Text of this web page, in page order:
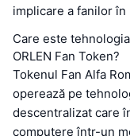
implicare a fanilor
Care este
ORLEN Fan Token?
Tokenul Fan Alfa
operează pe
descentralizat care
computere într-un